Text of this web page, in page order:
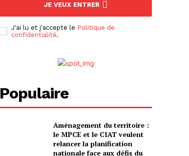
JE VEUX ENTRER
J'ai lu et j'accepte le Politique de
confidentialité.
Populaire
Aménagement du territoire :
le MPCE et le CIAT veulent
relancer la planification
nationale face aux défis du